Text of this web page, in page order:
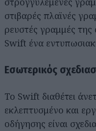
στιβαρές πλαϊνές
ρευστές γραμμές
Swift ένα
Εσωτερικός
Το Swift διαθέτει
εκλεπτυσμένο και
οδήγησης είναι